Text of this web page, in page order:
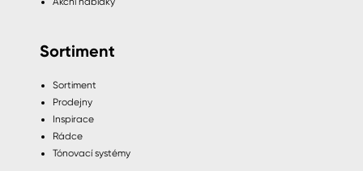
Sortiment
Sortiment
Prodejny
Inspirace
Rádce
Tónovací systémy